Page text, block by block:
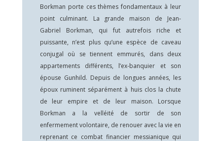
Borkman porte ces thèmes fondamentaux à leur
point culminant. La grande maison de Jean-
Gabriel Borkman, qui fut autrefois riche et
puissante, n’est plus qu’une espèce de caveau
conjugal où se tiennent emmurés, dans deux
appartements différents, l’ex-banquier et son
épouse Gunhild. Depuis de longues années, les
époux ruminent séparément à huis clos la chute
de leur empire et de leur maison. Lorsque
Borkman a la velléité de sortir de son
enfermement volontaire, de renouer avec la vie en
reprenant ce combat financier messianique qui